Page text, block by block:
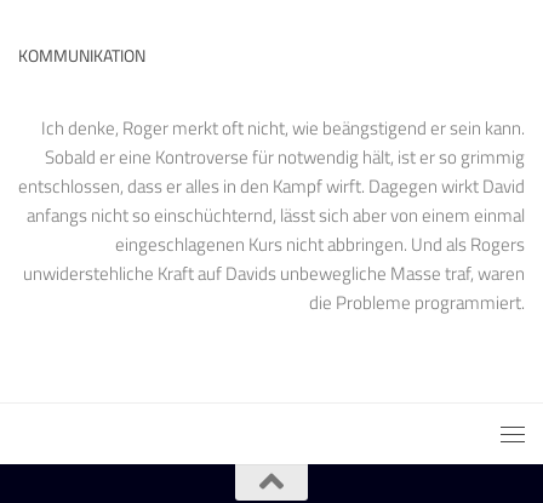
KOMMUNIKATION
Ich denke, Roger merkt oft nicht, wie beängstigend er sein kann.
Sobald er eine Kontroverse für notwendig hält, ist er so grimmig
entschlossen, dass er alles in den Kampf wirft. Dagegen wirkt David
anfangs nicht so einschüchternd, lässt sich aber von einem einmal
eingeschlagenen Kurs nicht abbringen. Und als Rogers
unwiderstehliche Kraft auf Davids unbewegliche Masse traf, waren
die Probleme programmiert.